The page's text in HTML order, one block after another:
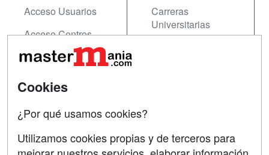
Acceso Usuarios
Acceso Centros
Carreras
Universitarias
Contactar
Copyleft
Cookies
¿Por qué usamos cookies?
Utilizamos cookies propias y de terceros para